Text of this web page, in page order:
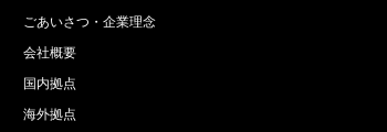
ごあいさつ・企業理念
会社概要
国内拠点
海外拠点